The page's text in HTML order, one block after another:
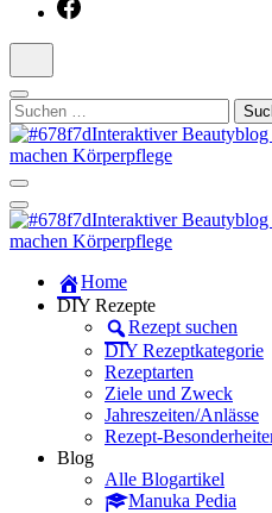
Suchen
nach:
Manuka Magic –
Dein interaktiver
Manuka Magic –
Dein interaktiver
Dein persönlicher interaktiver DIY
Home
DIY Rezepte
Rezept suchen
DIY Rezeptkategorie
Rezeptarten
Ziele und Zweck
Jahreszeiten/Anlässe
Rezept-
Blog
Alle Blogartikel
Manuka Pedia